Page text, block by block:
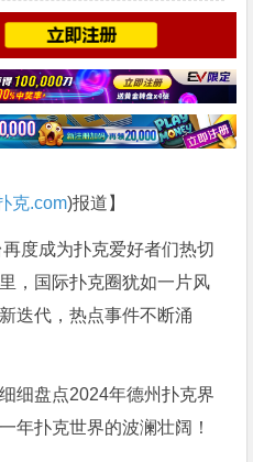
克.com)报道】
度成为扑克爱好者们热切
，国际扑克圈犹如一片风
迭代，热点事件不断涌
细盘点2024年德州扑克界
年扑克世界的波澜壮阔！